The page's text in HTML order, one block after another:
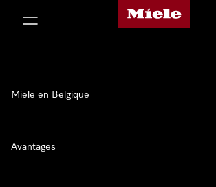
Page d'accueil de Miele
Miele en Belgique
Avantages